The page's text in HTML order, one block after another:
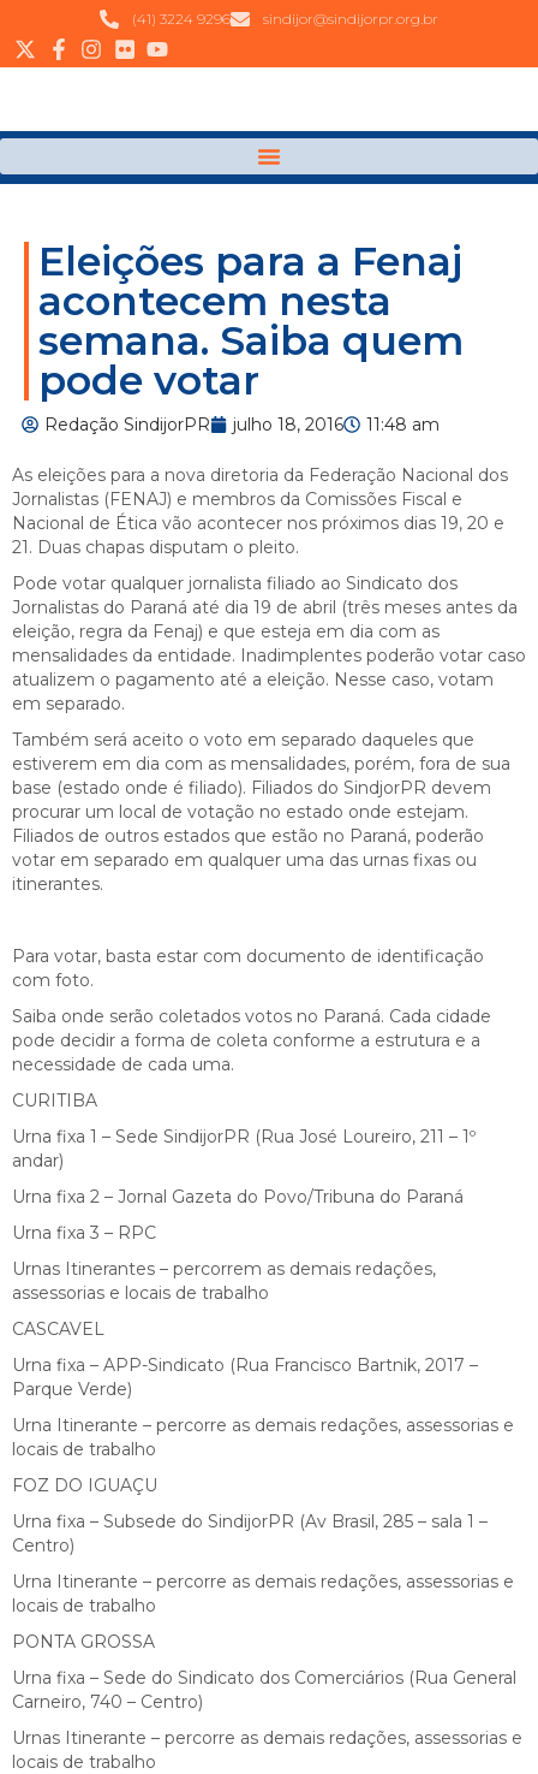
(41) 3224 9296 sindijor@sindijorpr.org.br
Eleições para a Fenaj
acontecem nesta
semana. Saiba quem
pode votar
Redação SindijorPR julho 18, 2016 11:48 am
As eleições para a nova diretoria da Federação Nacional dos
Jornalistas (FENAJ) e membros da Comissões Fiscal e
Nacional de Ética vão acontecer nos próximos dias 19, 20 e
21. Duas chapas disputam o pleito.
Pode votar qualquer jornalista filiado ao Sindicato dos
Jornalistas do Paraná até dia 19 de abril (três meses antes da
eleição, regra da Fenaj) e que esteja em dia com as
mensalidades da entidade. Inadimplentes poderão votar caso
atualizem o pagamento até a eleição. Nesse caso, votam
em separado.
Também será aceito o voto em separado daqueles que
estiverem em dia com as mensalidades, porém, fora de sua
base (estado onde é filiado). Filiados do SindjorPR devem
procurar um local de votação no estado onde estejam.
Filiados de outros estados que estão no Paraná, poderão
votar em separado em qualquer uma das urnas fixas ou
itinerantes.
Para votar, basta estar com documento de identificação
com foto.
Saiba onde serão coletados votos no Paraná. Cada cidade
pode decidir a forma de coleta conforme a estrutura e a
necessidade de cada uma.
CURITIBA
Urna fixa 1 – Sede SindijorPR (Rua José Loureiro, 211 – 1º
andar)
Urna fixa 2 – Jornal Gazeta do Povo/Tribuna do Paraná
Urna fixa 3 – RPC
Urnas Itinerantes – percorrem as demais redações,
assessorias e locais de trabalho
CASCAVEL
Urna fixa – APP-Sindicato (Rua Francisco Bartnik, 2017 –
Parque Verde)
Urna Itinerante – percorre as demais redações, assessorias e
locais de trabalho
FOZ DO IGUAÇU
Urna fixa – Subsede do SindijorPR (Av Brasil, 285 – sala 1 –
Centro)
Urna Itinerante – percorre as demais redações, assessorias e
locais de trabalho
PONTA GROSSA
Urna fixa – Sede do Sindicato dos Comerciários (Rua General
Carneiro, 740 – Centro)
Urnas Itinerante – percorre as demais redações, assessorias e
locais de trabalho